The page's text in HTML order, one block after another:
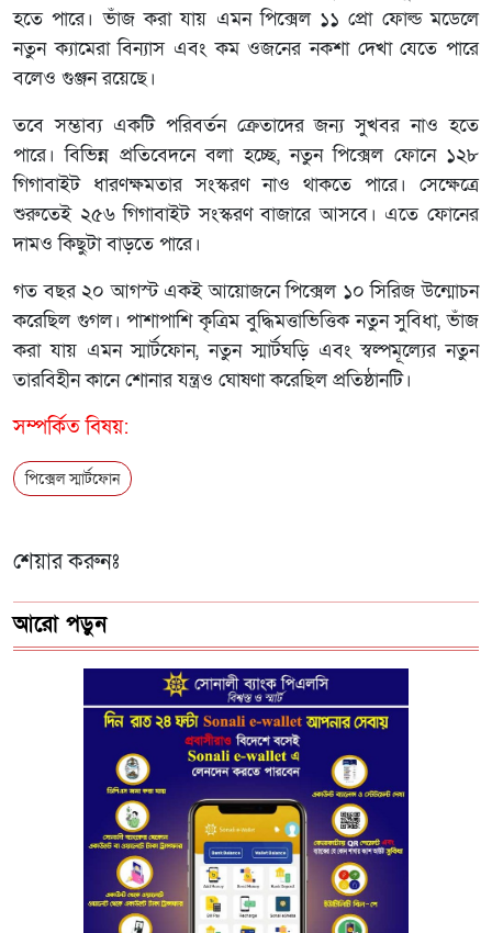
হতে পারে। ভাঁজ করা যায় এমন পিক্সেল ১১ প্রো ফোল্ড মডেলে
নতুন ক্যামেরা বিন্যাস এবং কম ওজনের নকশা দেখা যেতে পারে
বলেও গুঞ্জন রয়েছে।
তবে সম্ভাব্য একটি পরিবর্তন ক্রেতাদের জন্য সুখবর নাও হতে
পারে। বিভিন্ন প্রতিবেদনে বলা হচ্ছে, নতুন পিক্সেল ফোনে ১২৮
গিগাবাইট ধারণক্ষমতার সংস্করণ নাও থাকতে পারে। সেক্ষেত্রে
শুরুতেই ২৫৬ গিগাবাইট সংস্করণ বাজারে আসবে। এতে ফোনের
দামও কিছুটা বাড়তে পারে।
গত বছর ২০ আগস্ট একই আয়োজনে পিক্সেল ১০ সিরিজ উন্মোচন
করেছিল গুগল। পাশাপাশি কৃত্রিম বুদ্ধিমত্তাভিত্তিক নতুন সুবিধা, ভাঁজ
করা যায় এমন স্মার্টফোন, নতুন স্মার্টঘড়ি এবং স্বল্পমূল্যের নতুন
তারবিহীন কানে শোনার যন্ত্রও ঘোষণা করেছিল প্রতিষ্ঠানটি।
সম্পর্কিত বিষয়:
পিক্সেল স্মার্টফোন
শেয়ার করুনঃ
আরো পড়ুন